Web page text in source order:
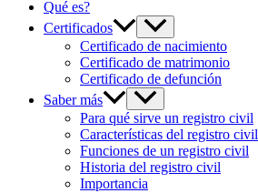
Qué es?
Certificados
Certificado de nacimiento
Certificado de matrimonio
Certificado de defunción
Saber más
Para qué sirve un registro civil
Características del registro civil
Funciones de un registro civil
Historia del registro civil
Importancia